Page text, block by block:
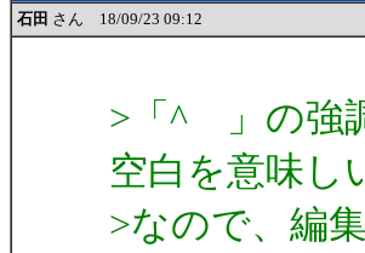
石田 さん 18/09/23 09:12
>「^ 」の強
空白を意味し
>なので、編